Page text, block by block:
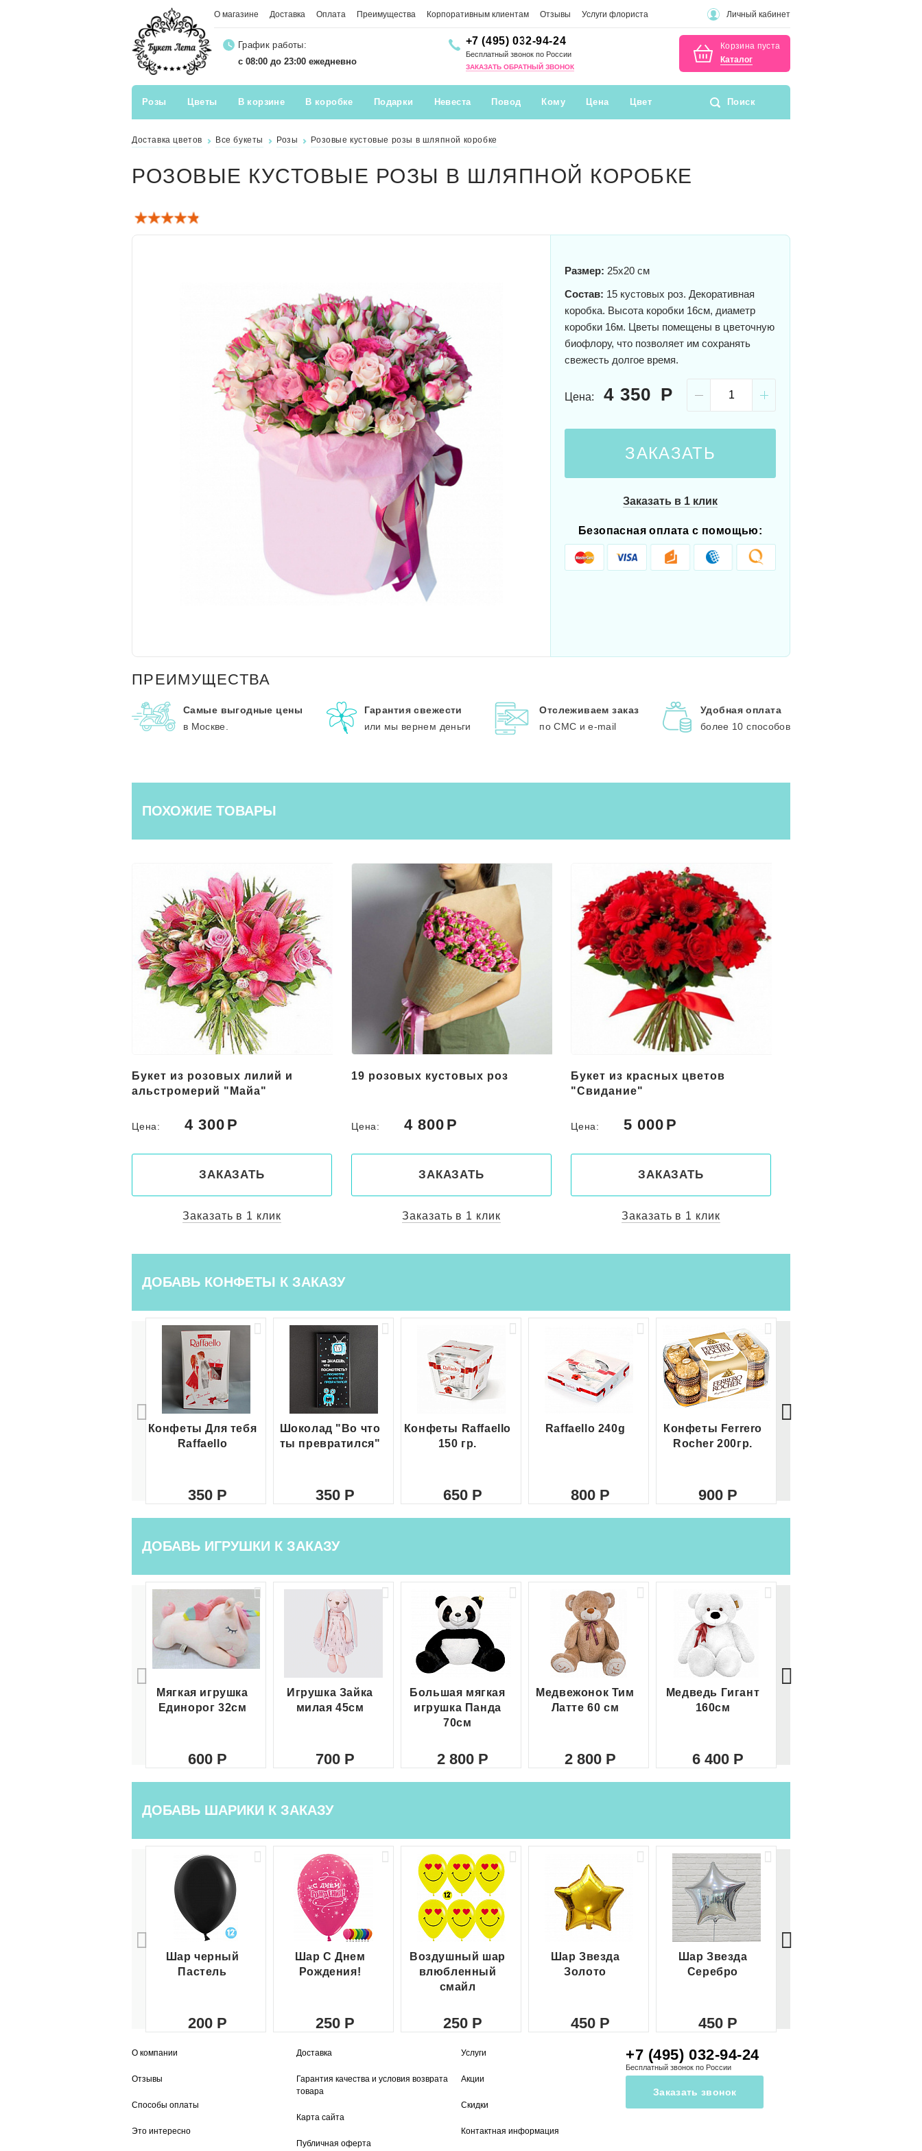
О магазине Доставка Оплата Преимущества Корпоративным клиентам Отзывы Услуги флориста Личный кабинет
График работы:
с 08:00 до 23:00 ежедневно
+7 (495) 032-94-24
Бесплатный звонок по России
ЗАКАЗАТЬ ОБРАТНЫЙ ЗВОНОК
Корзина пуста
Каталог
Розы Цветы В корзине В коробке Подарки Невеста Повод Кому Цена Цвет Поиск
Доставка цветов Все букеты Розы Розовые кустовые розы в шляпной коробке
РОЗОВЫЕ КУСТОВЫЕ РОЗЫ В ШЛЯПНОЙ КОРОБКЕ
Размер: 25x20 см
Состав: 15 кустовых роз. Декоративная
коробка. Высота коробки 16см, диаметр
коробки 16м. Цветы помещены в цветочную
биофлору, что позволяет им сохранять
свежесть долгое время.
Цена: 4 350
ЗАКАЗАТЬ
Заказать в 1 клик
Безопасная оплата с помощью:
ПРЕИМУЩЕСТВА
Самые выгодные цены
в Москве.
Гарантия свежести
или мы вернем деньги
Отслеживаем заказ
по СМС и e-mail
Удобная оплата
более 10 способов
ПОХОЖИЕ ТОВАРЫ
19 розовых кустовых роз
Цена: 4 800
ЗАКАЗАТЬ
Заказать в 1 клик
Букет из красных цветов
Цена: 5 000
ЗАКАЗАТЬ
Заказать в 1 клик
Букет цветов в корзине
"Романс"
Цена: 5 150
ЗАКАЗАТЬ
Заказать в 1 клик
ДОБАВЬ КОНФЕТЫ К ЗАКАЗУ
Конфеты Для тебя
Raffaello
350
Шоколад "Во что
ты превратился"
350
Конфеты Raffaello
150 гр.
650
Raffaello 240g
800
Конфеты Ferrero
Rocher 200гр.
900
ДОБАВЬ ИГРУШКИ К ЗАКАЗУ
Мягкая игрушка
Единорог 32см
600
Игрушка Зайка
милая 45см
700
Большая мягкая
игрушка Панда
70см
2 800
Медвежонок Тим
Латте 60 см
2 800
Медведь Гигант
160см
6 400
ДОБАВЬ ШАРИКИ К ЗАКАЗУ
Шар черный
Пастель
200
Шар С Днем
Рождения!
250
Воздушный шар
влюбленный
смайл
250
Шар Звезда
Золото
450
Шар Звезда
Серебро
450
О компании
Отзывы
Способы оплаты
Это интересно
Доставка
Гарантия качества и условия возврата
товара
Карта сайта
Публичная оферта
Услуги
Акции
Скидки
Контактная информация
+7 (495) 032-94-24
Бесплатный звонок по России
Заказать звонок